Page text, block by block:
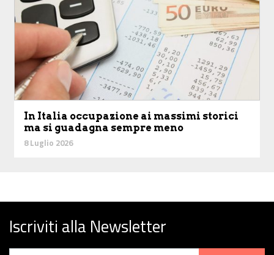
In Italia occupazione ai massimi storici
ma si guadagna sempre meno
8 Luglio 2026
Iscriviti alla Newsletter